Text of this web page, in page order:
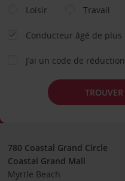
Loisir
Travail
Conducteur âgé de plus
J’ai un code de réduction
780 Coastal Grand Circle
Coastal Grand Mall
Myrtle Beach